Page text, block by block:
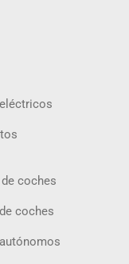
coches
coches